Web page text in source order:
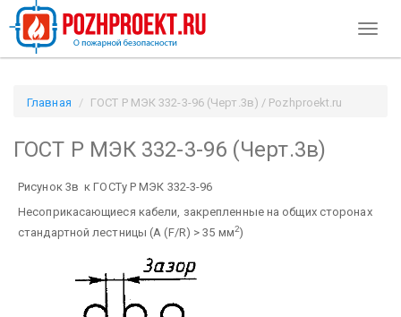
Главная ГОСТ Р МЭК 332-3-96 (Черт.3в) / Pozhproekt.ru
ГОСТ Р МЭК 332-3-96 (Черт.3в)
Рисунок 3в к ГОСТу Р МЭК 332-3-96
Несоприкасающиеся кабели, закрепленные на общих сторонах
стандартной лестницы (A (F/R) > 35 мм2)